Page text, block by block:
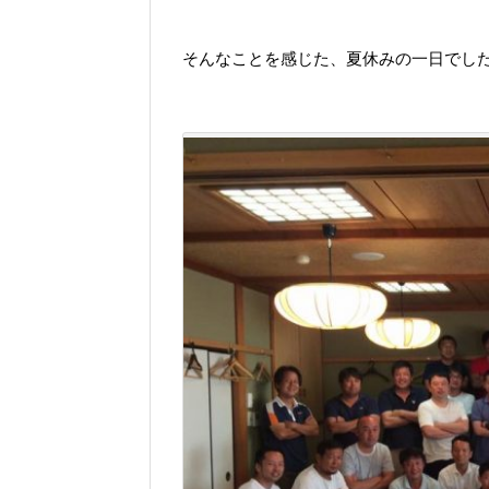
そんなことを感じた、夏休みの一日でし